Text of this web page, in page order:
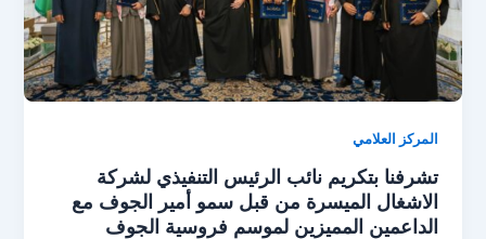
المركز العلامي
تشرفنا بتكريم نائب الرئيس التنفيذي لشركة
الاشغال الميسرة من قبل سمو أمير الجوف مع
الداعمين المميزين لموسم فروسية الجوف